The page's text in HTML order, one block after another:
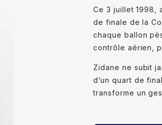
Ce 3 juillet 1998,
de finale de la
chaque ballon
contrôle aérien,
Zidane ne subit
d’un quart de
transforme un